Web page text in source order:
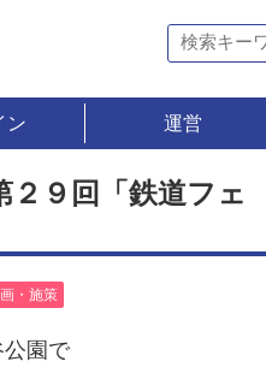
ン 運営
９回「鉄道フェ
・施策
園で